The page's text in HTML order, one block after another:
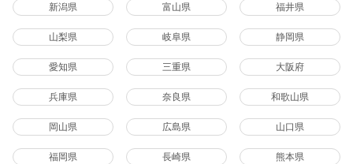
新潟県 富山県 福井県
山梨県 岐阜県 静岡県
愛知県 三重県 大阪府
兵庫県 奈良県 和歌山県
岡山県 広島県 山口県
福岡県 長崎県 熊本県